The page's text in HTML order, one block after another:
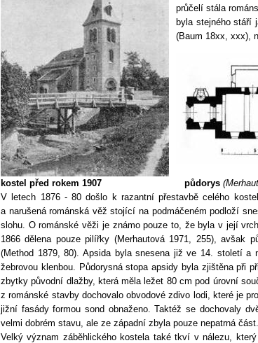
průčelí stála
byla stejného stáří
(Baum 18xx, xxx),
kostel před rokem 1907 půdorys
V letech 1876 - 80 došlo k razantní přestavbě celého
a narušená románská věž stojící na podmáčeném podloží
slohu. O románské věži je známo pouze to, že byla v její
1866 dělena pouze pilířky (Merhautová 1971, 255), avšak
(Method 1879, 80). Apsida byla snesena již ve 14. století a
žebrovou klenbou. Půdorysná stopa apsidy byla zjištěna při
zbytky původní dlažby, která měla ležet 80 cm pod úrovní
z románské stavby dochovalo obvodové zdivo lodi, které je
jižní fasády formou sond obnaženo. Taktéž se dochovaly
velmi dobrém stavu, ale ze západní zbyla pouze nepatrná část.
Velký význam záběhlického kostela také tkví v nálezu,